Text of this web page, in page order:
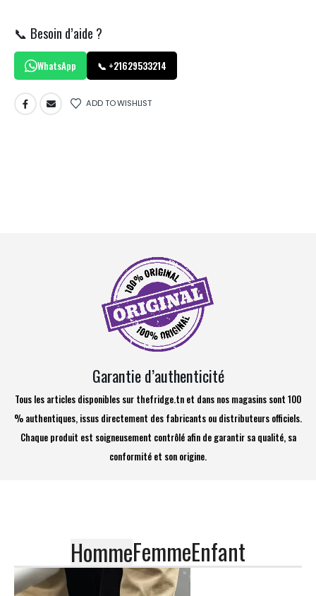
📞 Besoin d’aide ?
WhatsApp 📞 +21629533214
ADD TO WISHLIST
Garantie d’authenticité
Tous les articles disponibles sur thefridge.tn et dans nos magasins sont 100
% authentiques, issus directement des fabricants ou distributeurs officiels.
Chaque produit est soigneusement contrôlé afin de garantir sa qualité, sa
conformité et son origine.
HommeFemmeEnfant